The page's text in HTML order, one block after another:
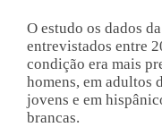
O estudo os dados
entrevistados entre
condição era mais
homens, em adultos
jovens e em
brancas.